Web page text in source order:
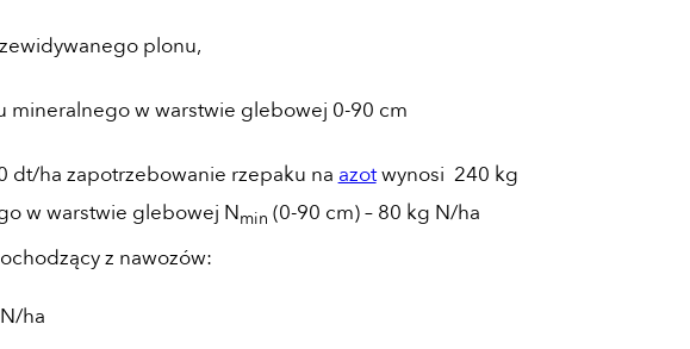
plonu,
mineralnego w warstwie glebowej 0-90 cm
dt/ha zapotrzebowanie rzepaku na azotwynosi 240 kg
w warstwie glebowej Nmin (0-90 cm) – 80 kg N/ha
z nawozów:
ha